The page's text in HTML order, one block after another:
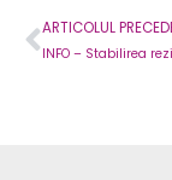
Prev
ARTICOLUL